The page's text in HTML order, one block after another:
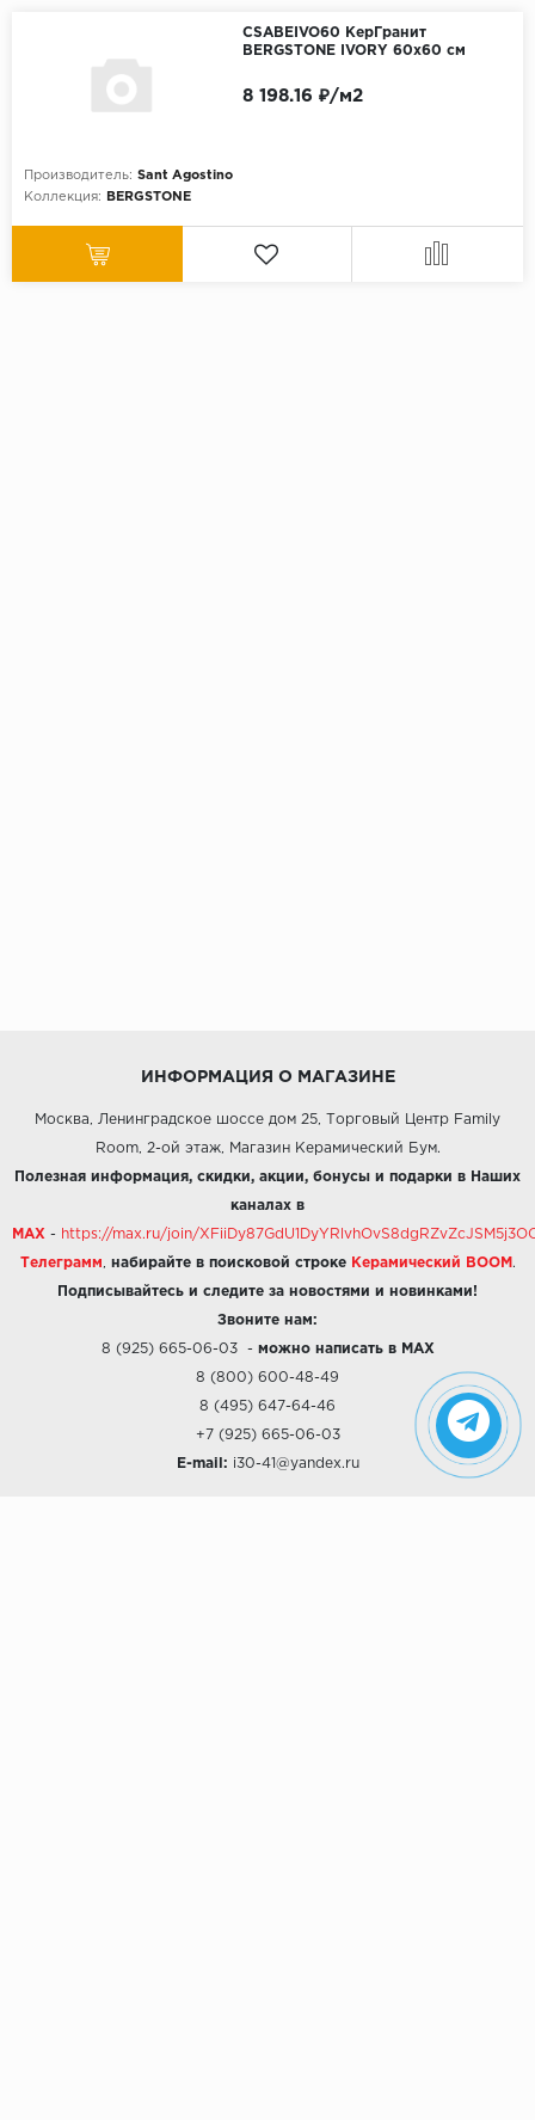
CSABEIVO60 КерГранит
BERGSTONE IVORY 60x60 см
Производитель: Sant Agostino
Коллекция:
BERGSTONE
8 198.16 ₽/м2
ИНФОРМАЦИЯ О МАГАЗИНЕ
Москва, Ленинградское шоссе дом 25, Торговый Центр Family
Room, 2-ой этаж, Магазин Керамический Бум.
Полезная информация, скидки, акции, бонусы и подарки в Наших
каналах в
MAX - https://max.ru/join/
Телеграмм набирайте в поисковой строке Керамический BOOM .
Подписывайтесь и следите за новостями и новинками!
Звоните нам:
8 (925) 665-06-03- можно написать в MAX
8 (800) 600-48-49
8 (495) 647-64-46
+7 (925) 665-06-03
E-mail: i30-41@yandex.ru